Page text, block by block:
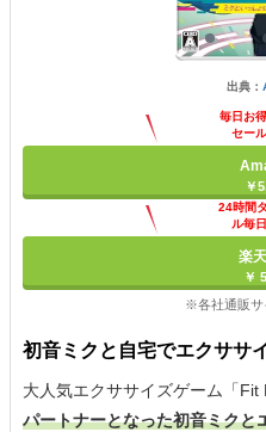
出典：
毎日お
セー
￥
24時間
ル毎
楽
￥
※各社通販サ
初音ミクと自宅でエクササ
大人気エクササイズゲーム「Fit
パートナーとなった初音ミクと